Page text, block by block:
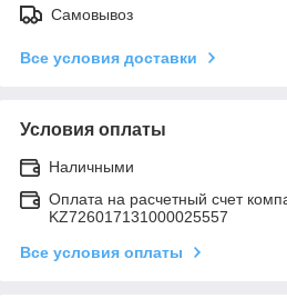
Самовывоз
Все условия доставки
Условия оплаты
Наличными
Оплата на расчетный счет
KZ726017131000025557
Все условия оплаты